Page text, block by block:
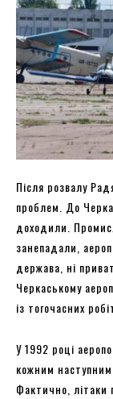
Після розвалу
проблем. До
доходили.
занепадали,
держава, ні
Черкаському
із тогочасних
У 1992 році
кожним
Фактично, літаки